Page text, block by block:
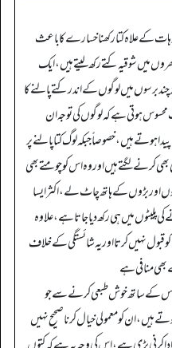
کے علاہ کتا رکھنا خسارے کا باعث
میں شوقیہ کتے رکھ لیتے ہیں، ایک
برسوں میں لوگوں کے اندر کتے پالنے کا
ہوتی ہے کہ لوگوں کی توجہ ان
ہیں، خصوصاً جبکہ لوگ کتا پالنے پر
کرنے لگتے ہیں اور وہ اس کو چومتے بھی
اور بڑوں کے ہاتھ چاٹ لے، اکثر ایسا
پلیٹوں میں ہی رکھ دیا جا تا ہے، علاوہ
نہیں کرتا اور یہ شائستگی کے خلاف
منافی ہے
اس کے ساتھ خوش طبعی کرنے سے جو
ان کو معمولی خیال کرنا صحیح نہیں